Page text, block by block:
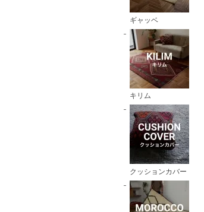
ギャッベ
キリム
クッションカバー